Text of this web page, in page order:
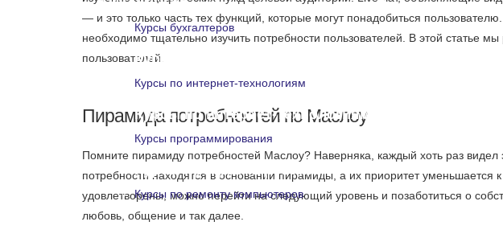
ВСЕ КУРСЫ
Курсы бухгалтеров
Курсы бухгалтеров
Курсы по интернет-технологиям
Курсы по интернет-технологиям
Курсы программирования
Курсы программирования
Курсы по ремонту компьютеров
Курсы по ремонту компьютеров
— и это только часть тех функций, которые могут понадобиться
необходимо тщательно изучить потребности пользователей. В этой статье
пользователей.
Пирамида потребностей по Маслоу
Помните пирамиду потребностей Маслоу? Наверняка, каждый хоть раз
потребности находятся в основании пирамиды, а их приоритет уменьшается
удовлетворены, можно перейти на следующий уровень и позаботиться о
любовь, общение и так далее.